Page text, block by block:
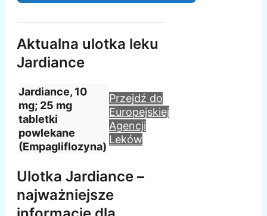
Aktualna ulotka leku
Jardiance
Jardiance, 10
mg; 25 mg
tabletki
powlekane
(Empagliflozyna)
Przejdź do
Europejskiej
Agencji
Leków
Ulotka Jardiance –
najważniejsze